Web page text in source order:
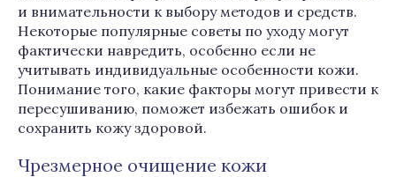
и внимательности к выбору методов и средств.
Некоторые популярные советы по уходу могут
фактически навредить, особенно если не
учитывать индивидуальные особенности кожи.
Понимание того, какие факторы могут привести к
пересушиванию, поможет избежать ошибок и
сохранить кожу здоровой.
Чрезмерное очищение кожи